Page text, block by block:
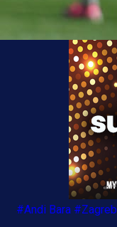
#Andi Bara #Zagreb